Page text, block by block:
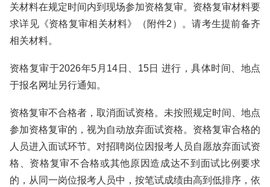
关材料在规定时间内到现场参加资格复审。资格复审材料要
求详见《资格复审相关材料》（附件2）。请考生提前备齐
相关材料。
资格复审于2026年5月14日、15日 进行，具体时间、地点
于报名网址另行通知。
资格复审不合格者，取消面试资格。未按照规定时间、地点
参加资格复审的，视为自动放弃面试资格。资格复审合格的
人员进入面试环节。对招聘岗位因报考人员自愿放弃面试资
格、资格复审不合格或其他原因造成达不到面试比例要求
的，从同一岗位报考人员中，按笔试成绩由高到低排序，依